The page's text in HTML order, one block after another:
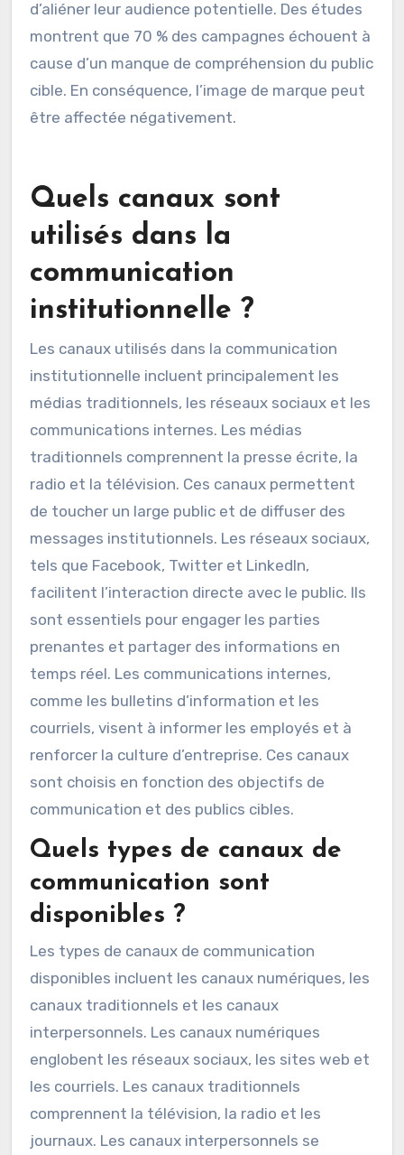
un message mal compris ou ignoré. Les
ressources peuvent être gaspillées sur des
canaux inappropriés. Cela peut également
réduire l’impact des campagnes de
montrent que 70 % des campagnes échouent à
cause d’un manque de compréhension du public
cible. En conséquence, l’image de marque peut
être affectée négativement.
Quels canaux sont
utilisés dans la
communication
institutionnelle ?
Les canaux utilisés dans la communication
institutionnelle incluent principalement les
médias traditionnels, les réseaux sociaux et les
communications internes. Les médias
traditionnels comprennent la presse écrite, la
radio et la télévision. Ces canaux permettent
de toucher un large public et de diffuser des
messages institutionnels. Les réseaux sociaux,
tels que Facebook, Twitter et LinkedIn,
facilitent l’interaction directe avec le public. Ils
sont essentiels pour engager les parties
prenantes et partager des informations en
comme les bulletins d’information et les
courriels, visent à informer les employés et à
renforcer la culture d’entreprise. Ces canaux
communication et des publics cibles.
Quels types de canaux de
communication sont
disponibles ?
Les types de canaux de communication
disponibles incluent les canaux numériques, les